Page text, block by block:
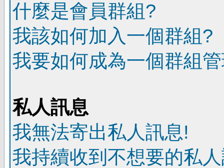
什麼是會員群組?
我該如何加入一個群組?
我要如何成為一個群組
私人訊息
我無法寄出私人訊息!
我持續收到不想要的私